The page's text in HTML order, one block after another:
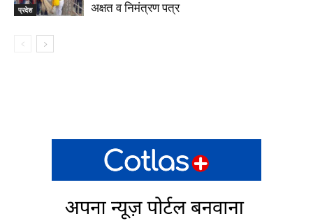
प्रदेश
अक्षत व निमंत्रण पत्र